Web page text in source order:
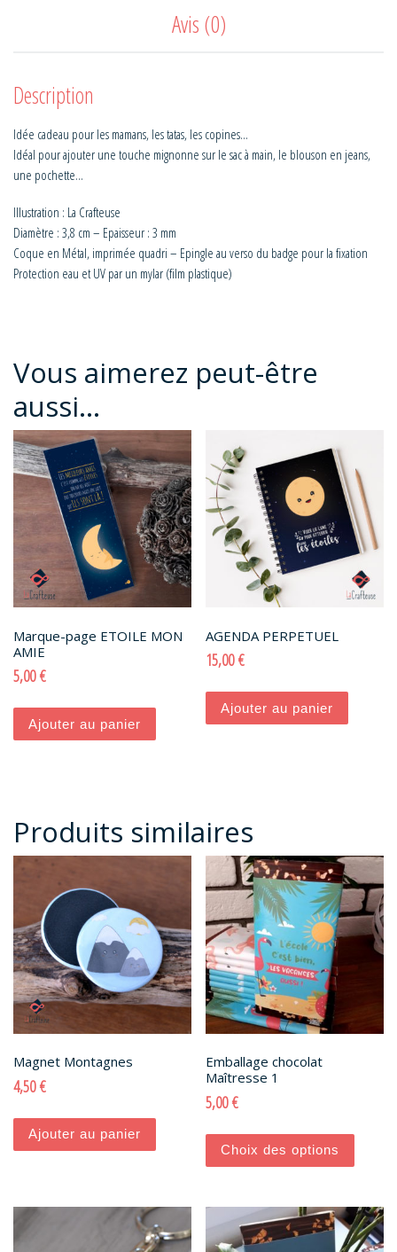
Avis (0)
Description
Idée cadeau pour les mamans, les tatas, les copines…
Idéal pour ajouter une touche mignonne sur le sac à main, le blouson en jeans,
une pochette…
Illustration : La Crafteuse
Diamètre : 3,8 cm – Epaisseur : 3 mm
Coque en Métal, imprimée quadri – Epingle au verso du badge pour la fixation
Protection eau et UV par un mylar (film plastique)
Vous aimerez peut-être
aussi…
Marque-page ETOILE MON
AMIE
5,00€
Ajouter au panier
AGENDA PERPETUEL
15,00€
Ajouter au panier
Produits similaires
Magnet Montagnes
4,50€
Ajouter au panier
Emballage chocolat
Maîtresse 1
5,00€
Choix des options